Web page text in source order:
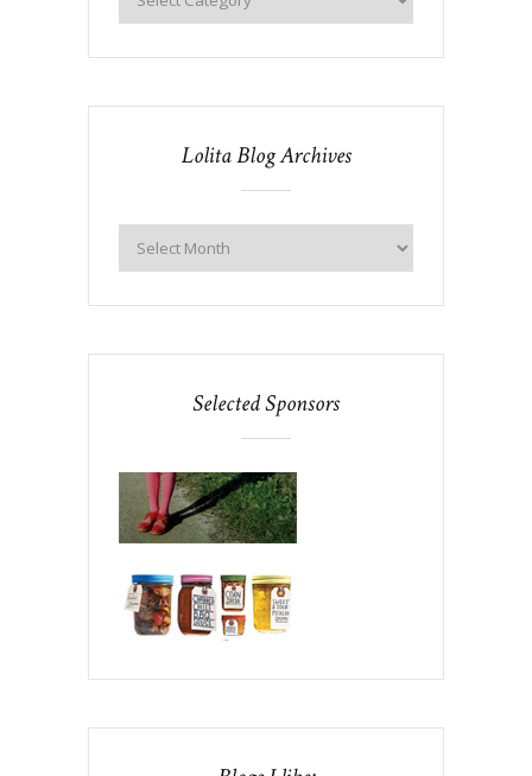
Lolita Blog Archives
Selected Sponsors